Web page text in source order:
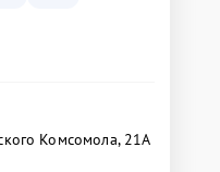
Комсомола, 21А